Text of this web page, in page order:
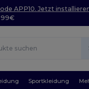
APP10. Jetzt
99€
Sportkleidung